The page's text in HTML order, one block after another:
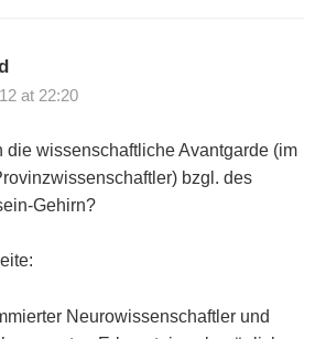
at 22:20
die wissenschaftliche Avantgarde (im
bzgl. des
Gehirn?
Neurowissenschaftler und